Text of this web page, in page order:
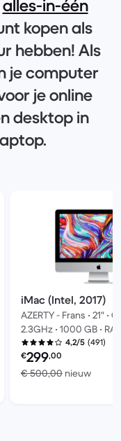
alles-in-één
kopen als
hebben! Als
je computer
je online
desktop in
nieuw
iMac (Intel, 2017)
AZERTY - Frans • 21" •
2.3GHz • 1000 GB
4,2/5 (491)
Refurbished prijs:
€299,00
€ 500,00 nieuw